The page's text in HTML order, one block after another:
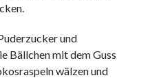
und
Bällchen mit dem Guss
wälzen und